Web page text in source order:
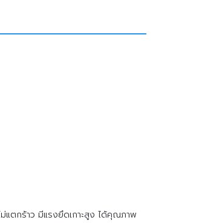
แตกร้าว มีแรงยึดเกาะสูง ได้คุณภาพ